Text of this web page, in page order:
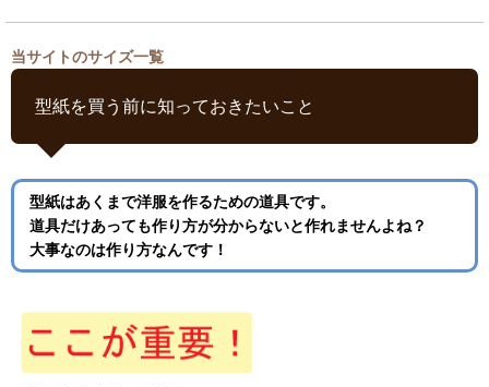
当サイトのサイズ一覧
型紙を買う前に知っておきたいこと
型紙はあくまで洋服を作るための道具です。
道具だけあっても作り方が分からないと作れませんよね？
大事なのは作り方なんです！